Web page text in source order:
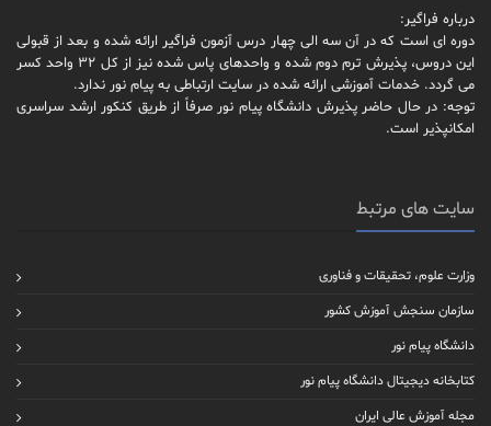
درباره فراگیر:
دوره ای است که در آن سه الی چهار درس آزمون فراگیر ارائه شده و بعد از قبولی
این دروس، پذیرش ترم دوم شده و واحدهای پاس شده نیز از کل 32 واحد کسر
می گردد. خدمات آموزشی ارائه شده در سایت ارتباطی به پیام نور ندارد.
توجه: در حال حاضر پذیرش دانشگاه پیام نور صرفاً از طریق کنکور ارشد سراسری
امکانپذیر است.
سایت های مرتبط
وزارت علوم، تحقیقات و فناوری
سازمان سنجش آموزش کشور
دانشگاه پیام نور
کتابخانه دیجیتال دانشگاه پیام نور
مجله آموزش عالی ایران